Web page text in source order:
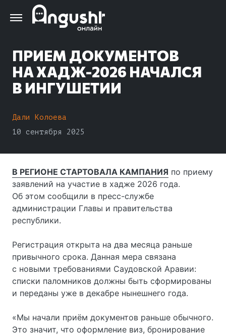
Перейти
ПРИЕМ ДОКУМЕНТОВ
НА ХАДЖ-2026 НАЧАЛСЯ
В ИНГУШЕТИИ
Дали Колоева
10 сентября 2025
В РЕГИОНЕ СТАРТОВАЛА КАМПАНИЯ по приему
заявлений на участие в хадже 2026 года.
Об этом сообщили в пресс-службе
администрации Главы и правительства
республики.
Регистрация открыта на два месяца раньше
привычного срока. Данная мера связана
с новыми требованиями Саудовской Аравии:
списки паломников должны быть сформированы
и переданы уже в декабре нынешнего года.
«Мы начали приём документов раньше обычного.
Это значит, что оформление виз, бронирование